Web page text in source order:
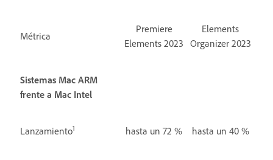
Métrica
Premiere
Elements 2023
Elements
Organizer 2023
Sistemas Mac ARM
frente a Mac Intel
Lanzamiento1 hasta un 72 % hasta un 40 %